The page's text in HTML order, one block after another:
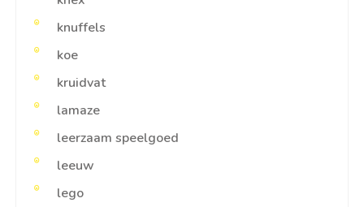
knuffels
koe
kruidvat
lamaze
leerzaam speelgoed
leeuw
lego